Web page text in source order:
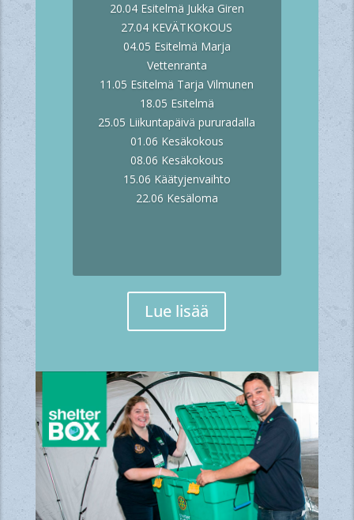
20.04 Esitelmä Jukka Giren
27.04 KEVÄTKOKOUS
04.05 Esitelmä Marja
Vettenranta
11.05 Esitelmä Tarja Vilmunen
18.05 Esitelmä
25.05 Liikuntapäivä pururadalla
01.06 Kesäkokous
08.06 Kesäkokous
15.06 Käätyjenvaihto
22.06 Kesäloma
Lue lisää